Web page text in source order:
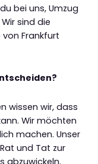
bei uns, Umzug
sind die
Frankfurt
wissen wir, dass
Wir möchten
machen. Unser
und Tat zur
abzuwickeln.